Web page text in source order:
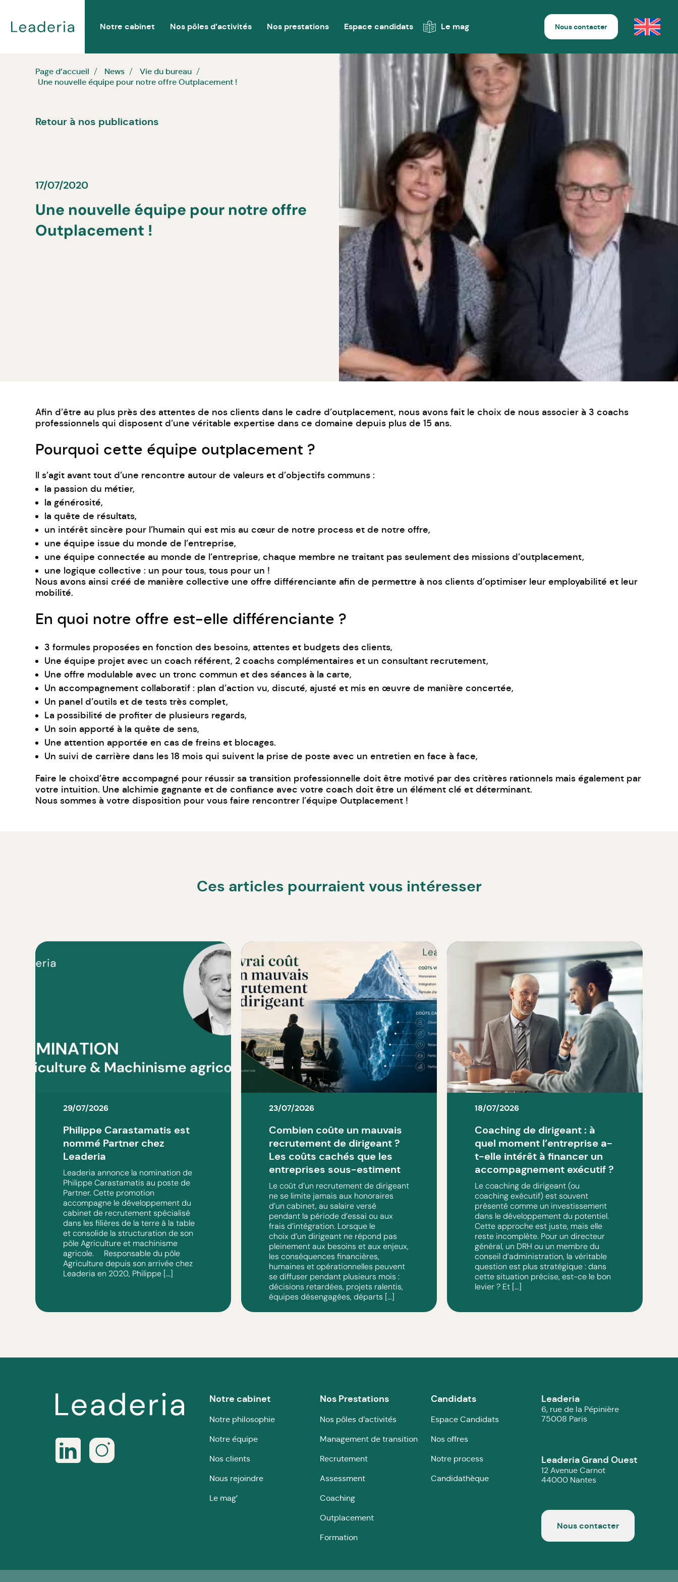
Notre cabinet Nos pôles d’activités Nos prestations Espace candidats Le mag Nous contacter
Page d’accueil News
Vie du bureau
Une nouvelle équipe pour notre offre Outplacement !
Retour à nos publications
17/07/2020
Une nouvelle équipe pour notre offre
Outplacement !
Afin d’être au plus près des attentes de nos clients dans le cadre d’outplacement, nous avons fait le choix de nous associer à 3 coachs
professionnels qui disposent d’une véritable expertise dans ce domaine depuis plus de 15 ans.
Pourquoi cette équipe outplacement ?
Il s’agit avant tout d’une rencontre autour de valeurs et d’objectifs communs :
la passion du métier,
la générosité,
la quête de résultats,
un intérêt sincère pour l’humain qui est mis au cœur de notre process et de notre offre,
une équipe issue du monde de l’entreprise,
une équipe connectée au monde de l’entreprise, chaque membre ne traitant pas seulement des missions d’outplacement,
une logique collective : un pour tous, tous pour un !
Nous avons ainsi créé de manière collective une offre différenciante afin de permettre à nos clients d’optimiser leur employabilité et leur
mobilité.
En quoi notre offre est-elle différenciante ?
3 formules proposées en fonction des besoins, attentes et budgets des clients,
Une équipe projet avec un coach référent, 2 coachs complémentaires et un consultant recrutement,
Une offre modulable avec un tronc commun et des séances à la carte,
Un accompagnement collaboratif : plan d’action vu, discuté, ajusté et mis en œuvre de manière concertée,
Un panel d’outils et de tests très complet,
La possibilité de profiter de plusieurs regards,
Un soin apporté à la quête de sens,
Une attention apportée en cas de freins et blocages.
Un suivi de carrière dans les 18 mois qui suivent la prise de poste avec un entretien en face à face,
Faire le choixd’être accompagné pour réussir sa transition professionnelle doit être motivé par des critères rationnels mais également par
votre intuition. Une alchimie gagnante et de confiance avec votre coach doit être un élément clé et déterminant.
Nous sommes à votre disposition pour vous faire rencontrer l’équipe Outplacement !
Ces articles pourraient vous intéresser
29/07/2026
Philippe Carastamatis est
nommé Partner chez
Leaderia
Leaderia annonce la nomination de
Philippe Carastamatis au poste de
Partner. Cette promotion
accompagne le développement du
cabinet de recrutement spécialisé
dans les filières de la terre à la table
et consolide la structuration de son
pôle Agriculture et machinisme
agricole. Responsable du pôle
Agriculture depuis son arrivée chez
Leaderia en 2020, Philippe […]
23/07/2026
Combien coûte un mauvais
recrutement de dirigeant ?
Les coûts cachés que les
entreprises sous-estiment
Le coût d’un recrutement de dirigeant
ne se limite jamais aux honoraires
d’un cabinet, au salaire versé
pendant la période d’essai ou aux
frais d’intégration. Lorsque le
choix d’un dirigeant ne répond pas
pleinement aux besoins et aux enjeux,
les conséquences financières,
humaines et opérationnelles peuvent
se diffuser pendant plusieurs mois :
décisions retardées, projets ralentis,
équipes désengagées, départs […]
18/07/2026
Coaching de dirigeant : à
quel moment l’entreprise a-
t-elle intérêt à financer un
accompagnement exécutif ?
Le coaching de dirigeant (ou
coaching exécutif) est souvent
présenté comme un investissement
dans le développement du potentiel.
Cette approche est juste, mais elle
reste incomplète. Pour un directeur
général, un DRH ou un membre du
conseil d’administration, la véritable
question est plus stratégique : dans
cette situation précise, est-ce le bon
levier ? Et […]
Notre cabinet
Notre philosophie
Notre équipe
Nos clients
Nous rejoindre
Le mag’
Nos Prestations
Nos pôles d’activités
Management de transition
Recrutement
Assessment
Coaching
Outplacement
Formation
Candidats
Espace Candidats
Nos offres
Notre process
Candidathèque
Leaderia
6, rue de la Pépinière
75008 Paris
Leaderia Grand Ouest
12 Avenue Carnot
44000 Nantes
Nous contacter